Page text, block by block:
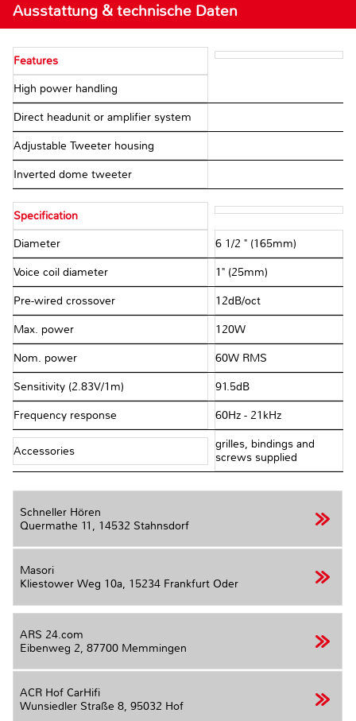
Ausstattung & technische Daten
Features
High power handling
Direct headunit or amplifier system
Adjustable Tweeter housing
Inverted dome tweeter
Specification
Diameter 6 1/2 " (165mm)
Voice coil diameter 1" (25mm)
Pre-wired crossover 12dB/oct
Max. power 120W
Nom. power 60W RMS
Sensitivity (2.83V/1m) 91.5dB
Frequency response 60Hz - 21kHz
Accessories
grilles, bindings and
screws supplied
Schneller Hören
Quermathe 11, 14532 Stahnsdorf
Masori
Kliestower Weg 10a, 15234 Frankfurt Oder
ARS 24.com
Eibenweg 2, 87700 Memmingen
ACR Hof CarHifi
Wunsiedler Straße 8, 95032 Hof